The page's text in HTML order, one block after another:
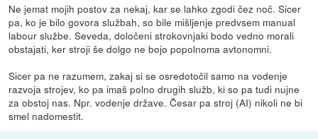
Ne jemat mojih postov za nekaj, kar se lahko zgodi čez noč. Sicer
pa, ko je bilo govora službah, so bile mišljenje predvsem manual
labour službe. Seveda, določeni strokovnjaki bodo vedno morali
obstajati, ker stroji še dolgo ne bojo popolnoma avtonomni.
Sicer pa ne razumem, zakaj si se osredotočil samo na vodenje
razvoja strojev, ko pa imaš polno drugih služb, ki so pa tudi nujne
za obstoj nas. Npr. vodenje države. Česar pa stroj (AI) nikoli ne bi
smel nadomestit.